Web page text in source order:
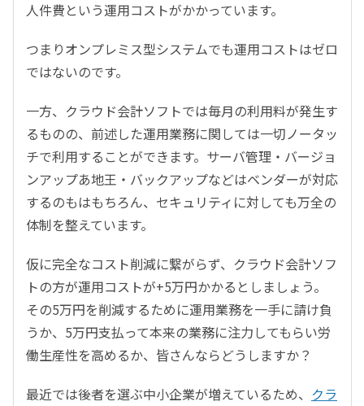
人件費という運用コストがかかっています。
つまりオンプレミス型システムでも運用コストはゼロ
ではないのです。
一方、クラウド会計ソフトでは毎月の利用料が発生す
るものの、前述した運用業務に関しては一切ノータッ
チで利用することができます。サーバ管理・バージョ
ンアップあ地王・バックアップなどはベンダーが対応
するのもはもちろん、セキュリティに対しても万全の
体制を整えています。
仮に完全なコスト削減に繋がらず、クラウド会計ソフ
トの方が運用コストが+5万円かかるとしましょう。
その5万円を削減するために運用業務を一手に請け負
うか、5万円支払って本来の業務に注力してもらい労
働生産性を高めるか、皆さんならどうしますか？
最近では後者を選ぶ中小企業が増えているため、 クラ